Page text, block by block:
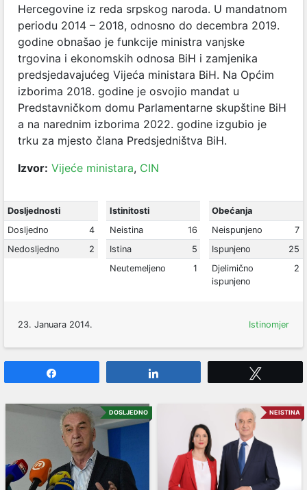
Hercegovine iz reda srpskog naroda. U mandatnom
periodu 2014 – 2018, odnosno do decembra 2019.
godine obnašao je funkcije ministra vanjske
trgovina i ekonomskih odnosa BiH i zamjenika
predsjedavajućeg Vijeća ministara BiH. Na Općim
izborima 2018. godine je osvojio mandat u
Predstavničkom domu Parlamentarne skupštine BiH
a na narednim izborima 2022. godine izgubio je
trku za mjesto člana Predsjedništva BiH.
Izvor: Vijeće ministara, CIN
Dosljednosti
Dosljedno
4
Nedosljedno
2
Istinitosti
Neistina
16
Istina
5
Neutemeljeno
1
Obećanja
Neispunjeno
7
Ispunjeno
25
Djelimično
ispunjeno
2
23. Januara 2014. Istinomjer
DOSLJEDNO NEISTINA